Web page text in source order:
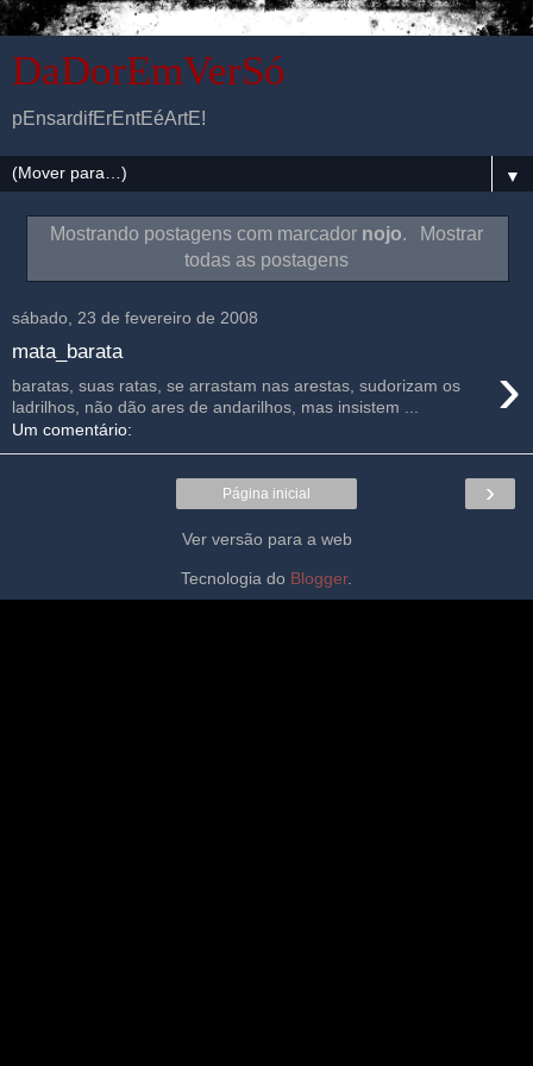
DaDorEmVerSó
pEnsardifErEntEéArtE!
▼
Mostrando postagens com marcador nojo.
Mostrar
todas as postagens
sábado, 23 de fevereiro de 2008
mata_barata ›
baratas, suas ratas, se arrastam nas arestas, sudorizam os
ladrilhos, não dão ares de andarilhos, mas insistem ...
Um comentário:
›
Página inicial
Ver versão para a web
Tecnologia do Blogger.